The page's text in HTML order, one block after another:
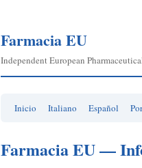
Farmacia EU
Independent European
Inicio Italiano Español
Farmacia EU —